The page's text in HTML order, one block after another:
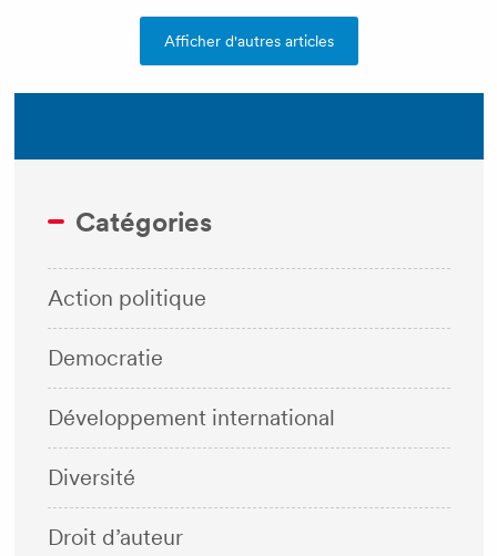
Afficher d'autres articles
Catégories
Action politique
Democratie
Développement international
Diversité
Droit d’auteur